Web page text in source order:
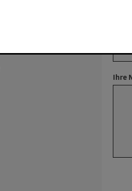
Ihre